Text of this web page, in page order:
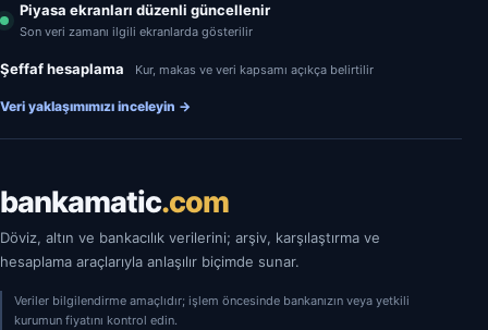
Piyasa ekranları düzenli güncellenir
Son veri zamanı ilgili ekranlarda gösterilir
Şeffaf hesaplama Kur, makas ve veri kapsamı açıkça belirtilir
Veri yaklaşımımızı inceleyin →
bankamatic.com
Döviz, altın ve bankacılık verilerini; arşiv, karşılaştırma ve
hesaplama araçlarıyla anlaşılır biçimde sunar.
Veriler bilgilendirme amaçlıdır; işlem öncesinde bankanızın veya yetkili
kurumun fiyatını kontrol edin.